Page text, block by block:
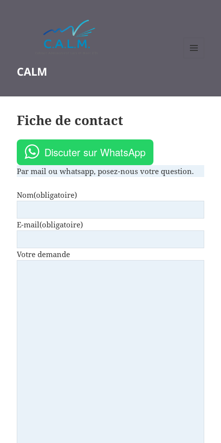
CALM
Fiche de contact
Discuter sur WhatsApp
Par mail ou whatsapp, posez-nous votre question.
Nom(obligatoire)
E-mail(obligatoire)
Votre demande